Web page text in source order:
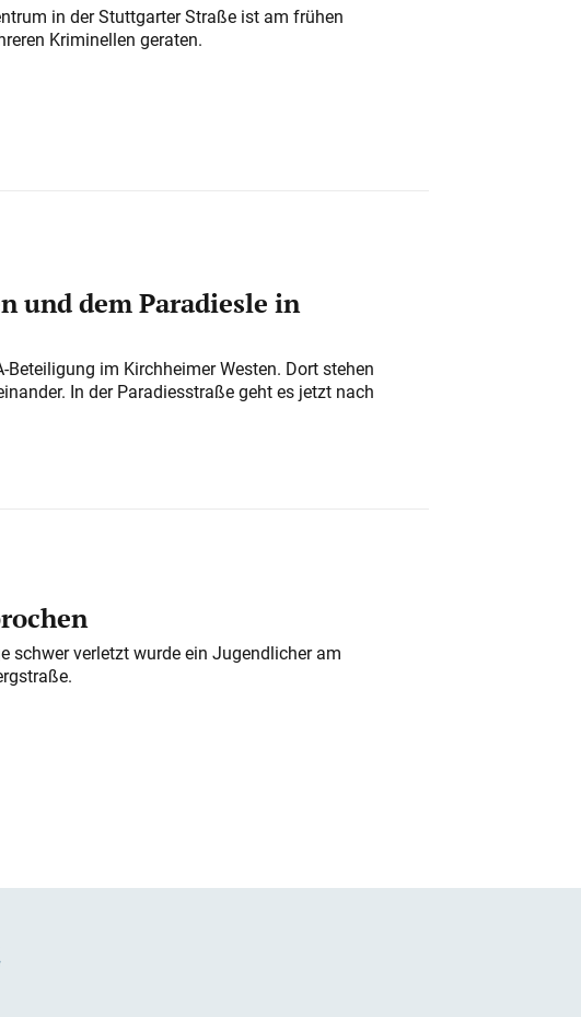
in der Stuttgarter Straße ist am frühen
Kriminellen geraten.
und dem Paradiesle in
im Kirchheimer Westen. Dort stehen
In der Paradiesstraße geht es jetzt nach
schwer verletzt wurde ein Jugendlicher am